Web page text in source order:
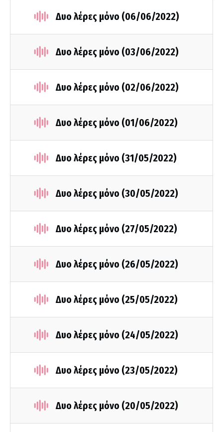
Δυο λέρες μόνο (06/06/2022)
Δυο λέρες μόνο (03/06/2022)
Δυο λέρες μόνο (02/06/2022)
Δυο λέρες μόνο (01/06/2022)
Δυο λέρες μόνο (31/05/2022)
Δυο λέρες μόνο (30/05/2022)
Δυο λέρες μόνο (27/05/2022)
Δυο λέρες μόνο (26/05/2022)
Δυο λέρες μόνο (25/05/2022)
Δυο λέρες μόνο (24/05/2022)
Δυο λέρες μόνο (23/05/2022)
Δυο λέρες μόνο (20/05/2022)